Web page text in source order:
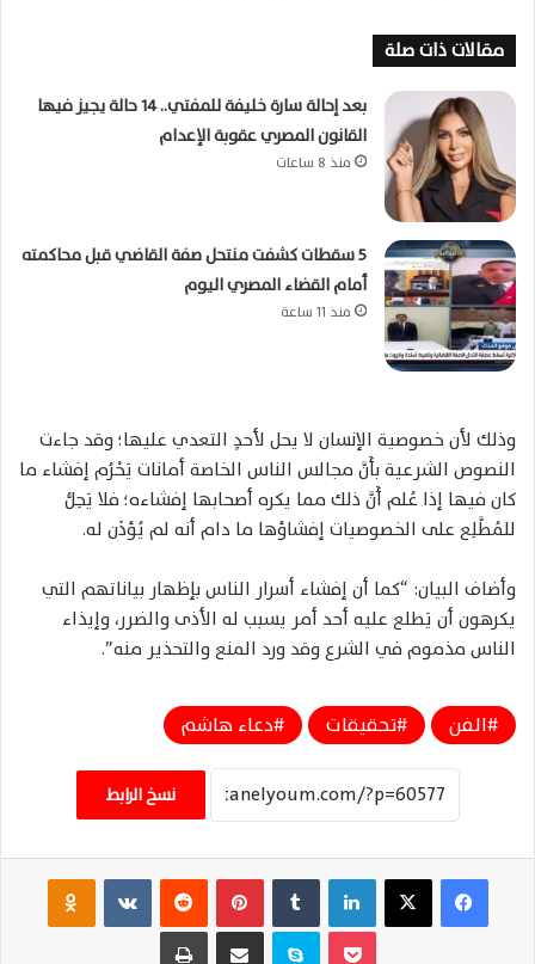
مقالات ذات صلة
بعد إحالة سارة خليفة للمفتي.. 14 حالة يجيز فيها
القانون المصري عقوبة الإعدام
منذ 8 ساعات
5 سقطات كشفت منتحل صفة القاضي قبل محاكمته
أمام القضاء المصري اليوم
منذ 11 ساعة
وذلك لأن خصوصية الإنسان لا يحل لأحدٍ التعدي عليها؛ وقد جاءت
النصوص الشرعية بأَنَّ مجالس الناس الخاصة أمانات يَحْرُم إفشاء ما
كان فيها إذا عُلم أَنَّ ذلك مما يكره أصحابها إفشاءه؛ فلا يَحِلُّ
للمُطَّلِع على الخصوصيات إفشاؤها ما دام أنه لم يُؤذَن له.
وأضاف البيان: “كما أن إفشاء أسرار الناس بإظهار بياناتهم التي
يكرهون أن يَطلع عليه أحد أمر يسبب له الأذى والضرر، وإيذاء
الناس مذموم في الشرع وقد ورد المنع والتحذير منه”.
الفن تحقيقات دعاء هاشم
نسخ الرابط
فيسبوك ‫X لينكدإن بينتيريست ‏VKontakte
سكايب مشاركة عبر البريد طباعة